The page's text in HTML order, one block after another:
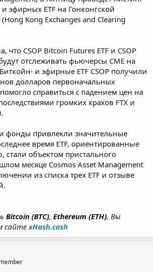
эфирных ETF на Гонконгской
Kong Exchanges and Clearing
что CSOP Bitcoin Futures ETF и CSOP
отслеживать фьючерсы CME на
и эфирные ETF CSOP получили
долларов первоначальных
справиться с падением цен на
громких крахов FTX и
фонды привлекли значительные
время ETF, ориентированные
стали объектом пристального
месяце Cosmos Asset Management
из списка трех ETF и отзыве
Bitcoin (BTC), Ethereum (ETH), Вы
сайте xHash.cash